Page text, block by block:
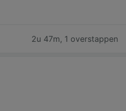
2u 47m, 1 overstappen